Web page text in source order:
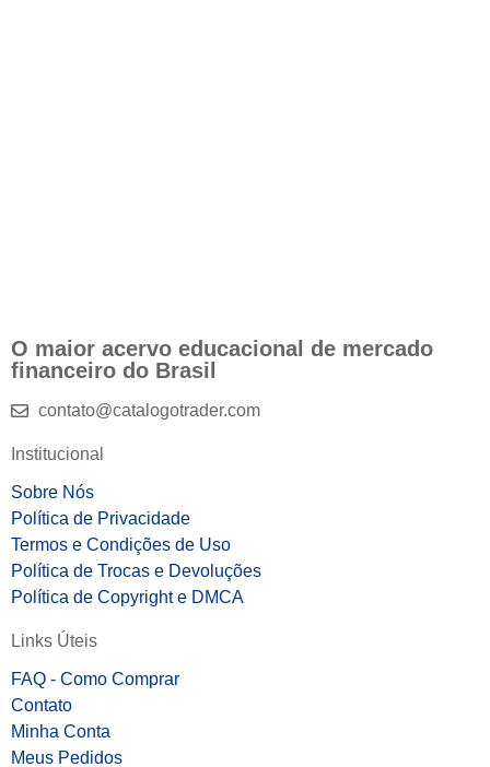
O maior acervo educacional de mercado
financeiro do Brasil
contato@catalogotrader.com
Institucional
Sobre Nós
Política de Privacidade
Termos e Condições de Uso
Política de Trocas e Devoluções
Política de Copyright e DMCA
Links Úteis
FAQ - Como Comprar
Contato
Minha Conta
Meus Pedidos